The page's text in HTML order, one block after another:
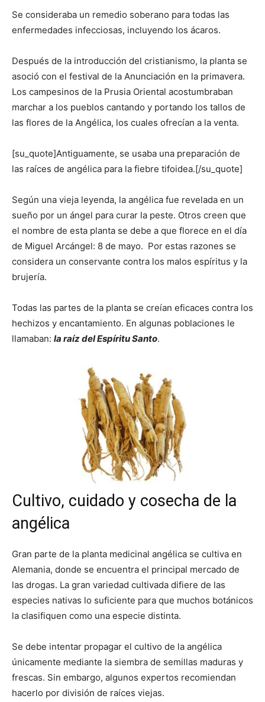
Se consideraba un remedio soberano para todas las
enfermedades infecciosas, incluyendo los ácaros.
Después de la introducción del cristianismo, la planta se
asoció con el festival de la Anunciación en la primavera.
Los campesinos de la Prusia Oriental acostumbraban
marchar a los pueblos cantando y portando los tallos de
las flores de la Angélica, los cuales ofrecían a la venta.
[su_quote]Antiguamente, se usaba una preparación de
las raíces de angélica para la fiebre tifoidea.[/su_quote]
Según una vieja leyenda, la angélica fue revelada en un
sueño por un ángel para curar la peste. Otros creen que
el nombre de esta planta se debe a que florece en el día
de Miguel Arcángel: 8 de mayo. Por estas razones se
considera un conservante contra los malos espíritus y la
brujería.
Todas las partes de la planta se creían eficaces contra los
hechizos y encantamiento. En algunas poblaciones le
llamaban: la raíz del Espíritu Santo.
Cultivo, cuidado y cosecha de la
angélica
Gran parte de la planta medicinal angélica se cultiva en
Alemania, donde se encuentra el principal mercado de
las drogas. La gran variedad cultivada difiere de las
especies nativas lo suficiente para que muchos botánicos
la clasifiquen como una especie distinta.
Se debe intentar propagar el cultivo de la angélica
únicamente mediante la siembra de semillas maduras y
frescas. Sin embargo, algunos expertos recomiendan
hacerlo por división de raíces viejas.